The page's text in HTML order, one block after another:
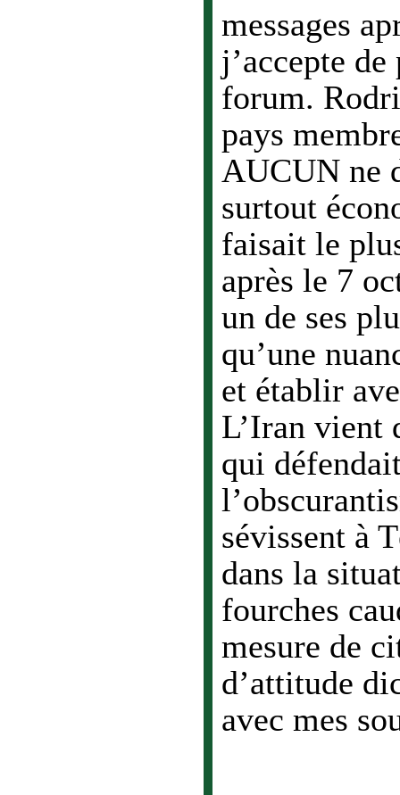
messages
j’accepte
forum.
pays
AUCUN ne
surtout
faisait le
après le 7
un de ses
qu’une
et établir
L’Iran vient
qui
sévissent à
dans la
fourches
mesure de
d’attitude
avec mes